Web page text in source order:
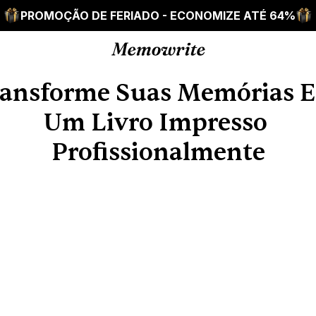
PROMOÇÃO DE FERIADO - ECONOMIZE ATÉ 64%
Suas Memórias
Um Livro Impresso
Profissionalmente